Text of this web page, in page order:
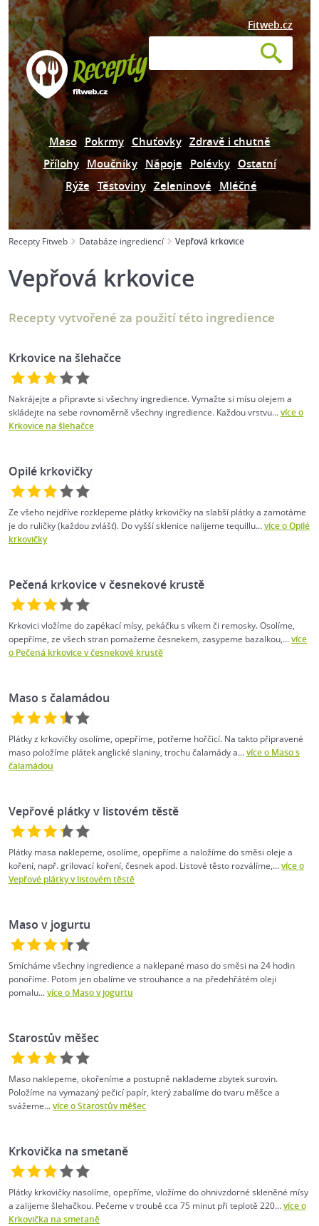
Fitweb.cz
Maso Pokrmy Chuťovky Zdravě i chutně
Přílohy Moučníky Nápoje Polévky Ostatní
Rýže Těstoviny Zeleninové Mléčné
Recepty Fitweb Databáze ingrediencí Vepřová krkovice
Vepřová krkovice
Recepty vytvořené za použití této ingredience
Krkovice na šlehačce
Nakrájejte a připravte si všechny ingredience. Vymažte si mísu olejem a
skládejte na sebe rovnoměrně všechny ingredience. Každou vrstvu...více o
Krkovice na šlehačce
Opilé krkovičky
Ze všeho nejdříve rozklepeme plátky krkovičky na slabší plátky a zamotáme
je do ruličky (každou zvlášť). Do vyšší sklenice nalijeme tequillu...více o Opilé
krkovičky
Pečená krkovice v česnekové krustě
Krkovici vložíme do zapékací mísy, pekáčku s víkem či remosky. Osolíme,
opepříme, ze všech stran pomažeme česnekem, zasypeme bazalkou,...více
o Pečená krkovice v česnekové krustě
Maso s čalamádou
Plátky z krkovičky osolíme, opepříme, potřeme hořčicí. Na takto připravené
maso položíme plátek anglické slaniny, trochu čalamády a...více o Maso s
čalamádou
Vepřové plátky v listovém těstě
Plátky masa naklepeme, osolíme, opepříme a naložíme do směsi oleje a
koření, např. grilovací koření, česnek apod. Listové těsto rozválíme,...více o
Vepřové plátky v listovém těstě
Maso v jogurtu
Smícháme všechny ingredience a naklepané maso do směsi na 24 hodin
ponoříme. Potom jen obalíme ve strouhance a na předehřátém oleji
pomalu...více o Maso v jogurtu
Starostův měšec
Maso naklepeme, okořeníme a postupně naklademe zbytek surovin.
Položíme na vymazaný pečicí papír, který zabalíme do tvaru měšce a
svážeme...více o Starostův měšec
Krkovička na smetaně
Plátky krkovičky nasolíme, opepříme, vložíme do ohnivzdorné skleněné mísy
a zalijeme šlehačkou. Pečeme v troubě cca 75 minut při teplotě 220...více o
Krkovička na smetaně